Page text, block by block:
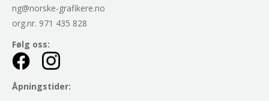
ng@norske-grafikere.no
org.nr. 971 435 828
Følg oss:
Åpningstider: